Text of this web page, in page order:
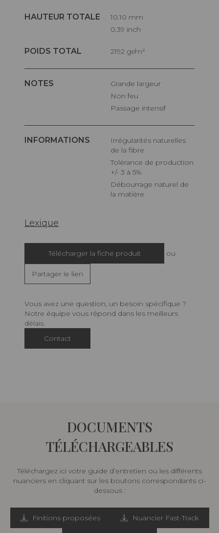
HAUTEUR TOTALE
10.10 mm
0.39 inch
POIDS TOTAL 2192 gr/m²
NOTES
Grande largeur
Non feu
Passage intensif
INFORMATIONS
Irrégularités naturelles
de la fibre
Tolérance de production
+/- 3 à 5%
Débourrage naturel de
la matière
Lexique
Télécharger la fiche produit ou
Partager le lien
Vous avez une question, un besoin spécifique ?
Notre équipe vous répond dans les meilleurs
délais.
Contact
DOCUMENTS
TÉLÉCHARGEABLES
Téléchargez ici votre guide d’entretien ou les différents
nuanciers en cliquant sur les boutons correspondants ci-
dessous :
Finitions proposées Nuancier Fast-Track